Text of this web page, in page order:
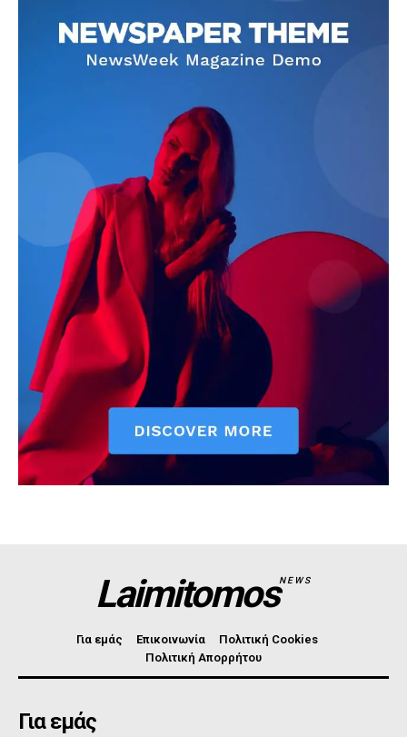
LaimitomosNEWS
Για εμάς Επικοινωνία
Πολιτική Cookies
Πολιτική Απορρήτου
Για εμάς